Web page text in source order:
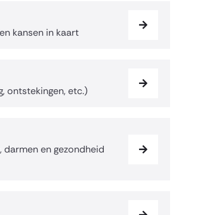
kansen in kaart
ontstekingen, etc.)
en gezondheid